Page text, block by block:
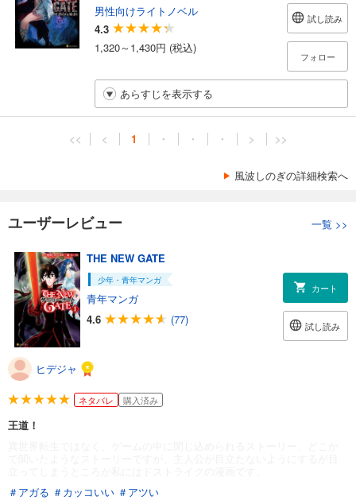
男性向けライトノベル
4.3
1,320～1,430円 (税込)
試し読み
フォロー
あらすじを表示する
<< < 1 ・ ・ ・ > >>
風波しのぎの詳細検索へ
ユーザーレビュー 一覧 >>
THE NEW GATE
少年・青年マンガ
青年マンガ
4.6
(77)
カート
試し読み
ヒデジャ
ネタバレ 購入済み
王道！
＃アガる ＃カッコいい ＃アツい